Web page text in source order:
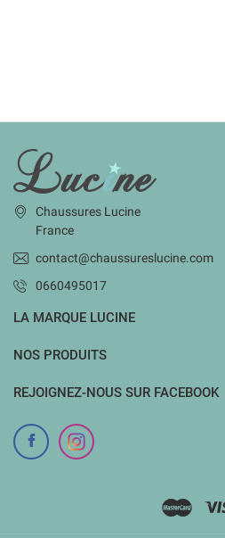
INFORMATIONS
Chaussures Lucine
France
contact@chaussureslucine.com
0660495017
LA MARQUE LUCINE
NOS PRODUITS
REJOIGNEZ-NOUS SUR FACEBOOK